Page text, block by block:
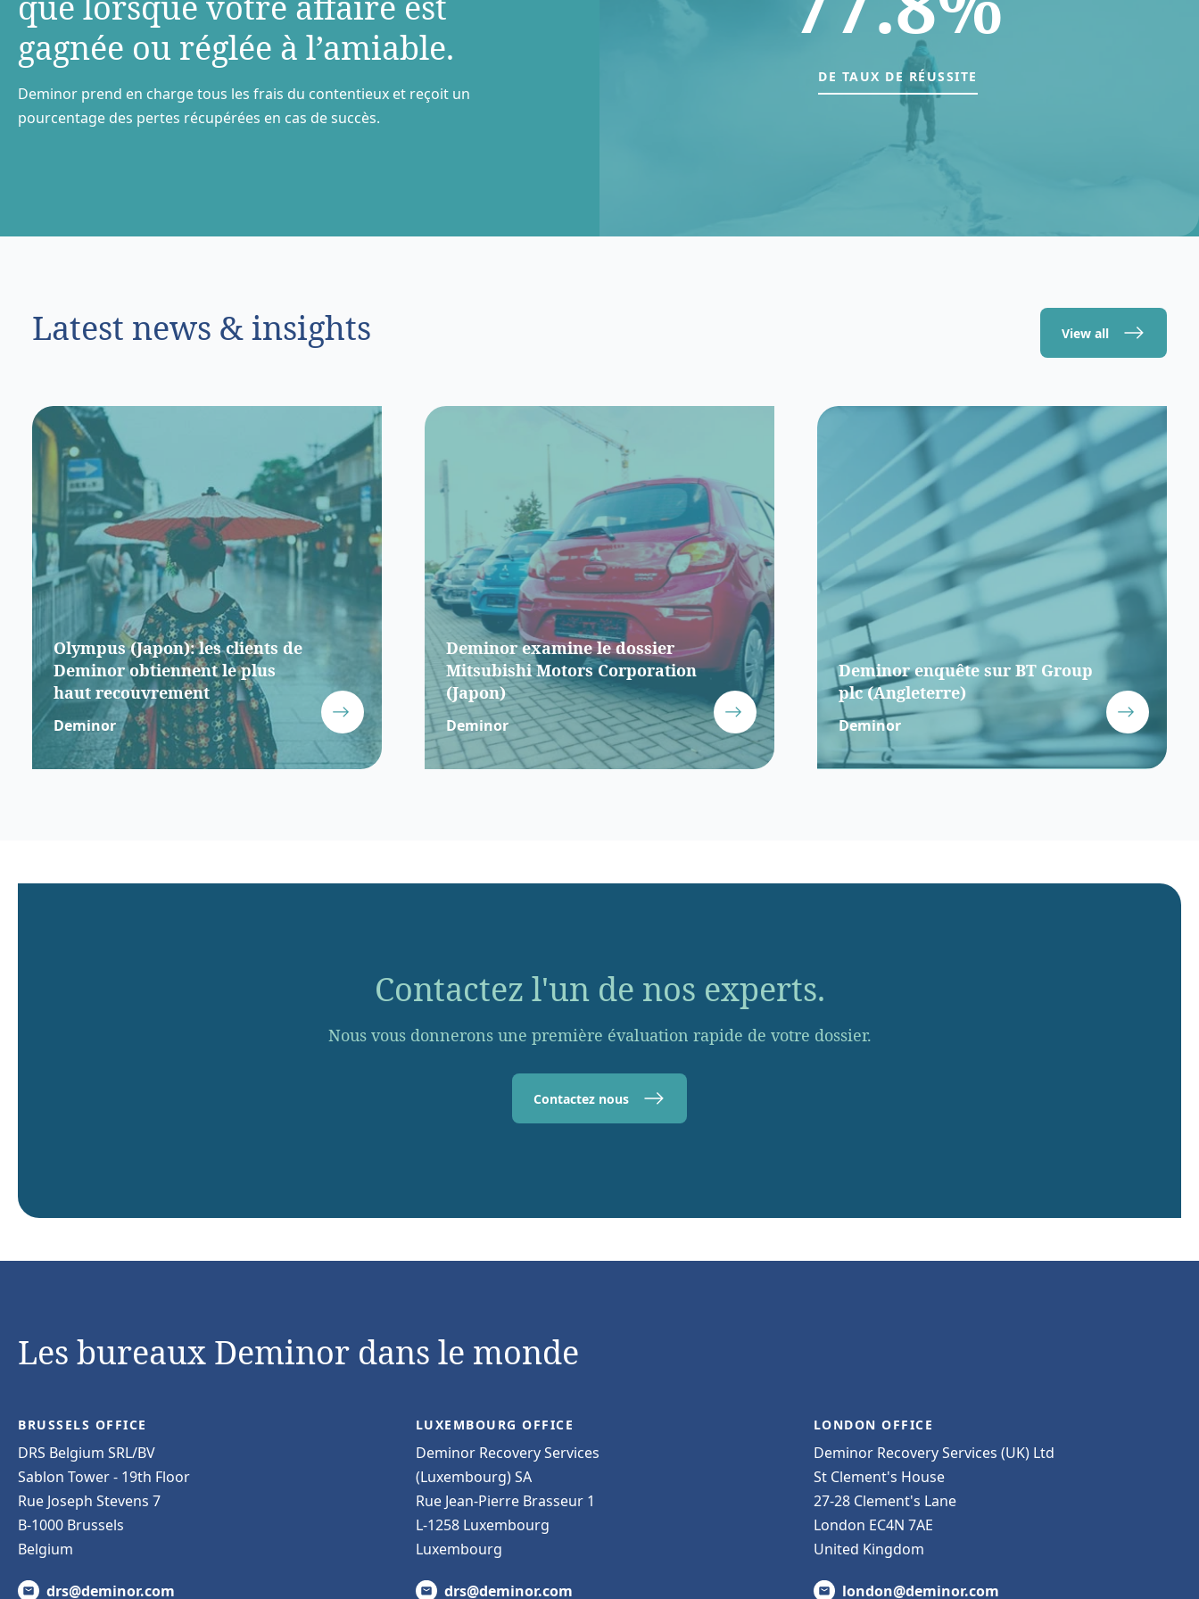
gagnée ou réglée à l’amiable.
Deminor prend en charge tous les frais du contentieux et reçoit un
pourcentage des pertes récupérées en cas de succès.
DE TAUX DE RÉUSSITE
Latest news & insights View all
Olympus (Japon): les clients de
Deminor obtiennent le plus
haut recouvrement
Deminor
Deminor examine le dossier
Mitsubishi Motors Corporation
(Japon)
Deminor
Deminor enquête sur BT Group
plc (Angleterre)
Deminor
Contactez l'un de nos experts.
Nous vous donnerons une première évaluation rapide de votre dossier.
Contactez nous
Les bureaux Deminor dans le monde
BRUSSELS OFFICE
DRS Belgium SRL/BV
Sablon Tower - 19th Floor
Rue Joseph Stevens 7
B-1000 Brussels
Belgium
drs@deminor.com
LUXEMBOURG OFFICE
Deminor Recovery Services
(Luxembourg) SA
Rue Jean-Pierre Brasseur 1
L-1258 Luxembourg
Luxembourg
drs@deminor.com
LONDON OFFICE
Deminor Recovery Services (UK) Ltd
St Clement's House
27-28 Clement's Lane
London EC4N 7AE
United Kingdom
london@deminor.com